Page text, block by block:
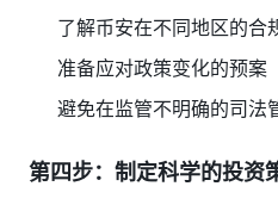
了解币安在不同地区的合
准备应对政策变化的预案
避免在监管不明确的司法
第四步：制定科学的投资